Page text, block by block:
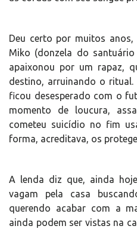
Deu certo por muitos anos,
Miko (donzela do
apaixonou por um rapaz,
destino, arruinando o
ficou desesperado com o
momento de loucura,
cometeu suicídio no fim
forma, acreditava, os
A lenda diz que, ainda
vagam pela casa
querendo acabar com a
ainda podem ser vistas na